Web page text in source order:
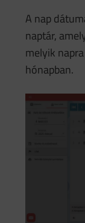
A nap
naptár,
melyik
hónapban.